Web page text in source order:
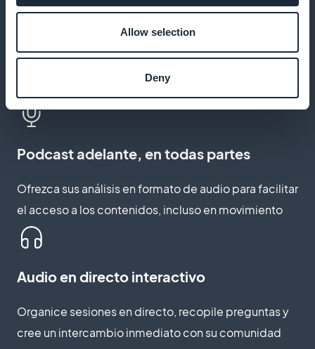
Allow selection
Deny
Empuje para nuevos episodios
Podcast adelante, en todas partes
Ofrezca sus análisis en formato de audio para facilitar
el acceso a los contenidos, incluso en movimiento
Audio en directo interactivo
Organice sesiones en directo, recopile preguntas y
cree un intercambio inmediato con su comunidad